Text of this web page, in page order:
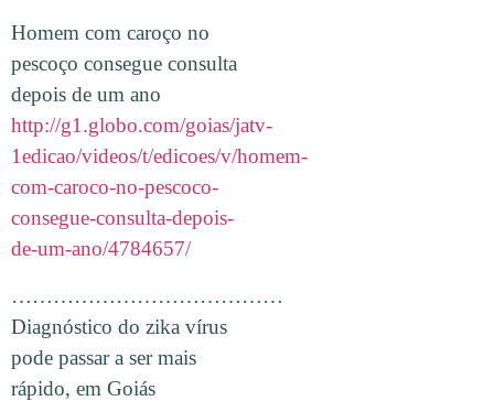
Homem com caroço no
pescoço consegue consulta
depois de um ano
http://g1.globo.com/goias/jatv-
1edicao/videos/t/edicoes/v/homem-
com-caroco-no-pescoco-
consegue-consulta-depois-
de-um-ano/4784657/
…………………………………
Diagnóstico do zika vírus
pode passar a ser mais
rápido, em Goiás